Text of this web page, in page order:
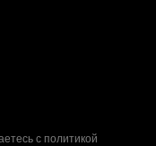
с политикой